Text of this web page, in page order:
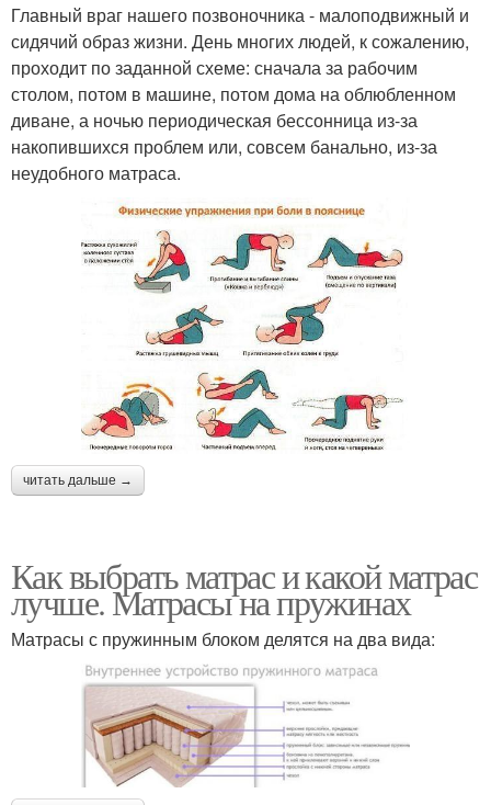
Главный враг нашего позвоночника - малоподвижный и
сидячий образ жизни. День многих людей, к сожалению,
проходит по заданной схеме: сначала за рабочим
столом, потом в машине, потом дома на облюбленном
диване, а ночью периодическая бессонница из-за
накопившихся проблем или, совсем банально, из-за
неудобного матраса.
читать дальше →
Как выбрать матрас и какой матрас
лучше. Матрасы на пружинах
Матрасы с пружинным блоком делятся на два вида: